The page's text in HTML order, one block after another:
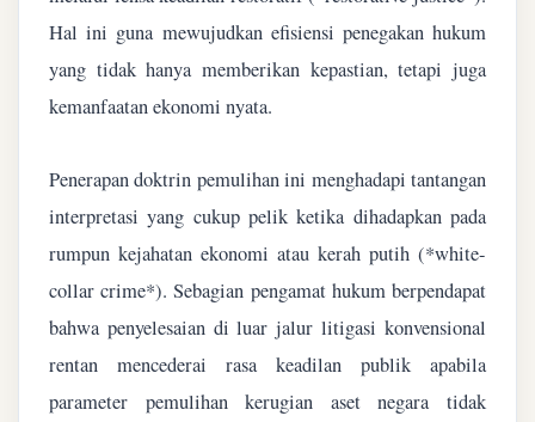
Hal ini guna mewujudkan efisiensi penegakan hukum
yang tidak hanya memberikan kepastian, tetapi juga
kemanfaatan ekonomi nyata.
Penerapan doktrin pemulihan ini menghadapi tantangan
interpretasi yang cukup pelik ketika dihadapkan pada
rumpun kejahatan ekonomi atau kerah putih (*white-
collar crime*). Sebagian pengamat hukum berpendapat
bahwa penyelesaian di luar jalur litigasi konvensional
rentan mencederai rasa keadilan publik apabila
parameter pemulihan kerugian aset negara tidak